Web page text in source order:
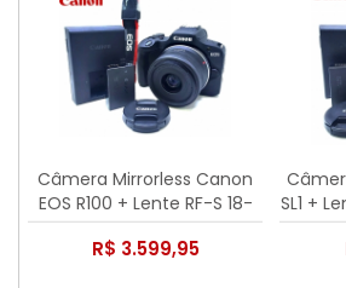
Câmera Mirrorless Canon
EOS R100 + Lente RF-S 18-
45mm IS STM | 10.350 Clicks
R$ 3.599,95
SL1 +
-